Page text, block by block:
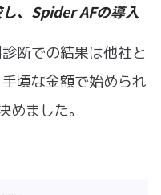
、Spider AFの導入
断での結果は他社と
頃な金額で始められ
ました。